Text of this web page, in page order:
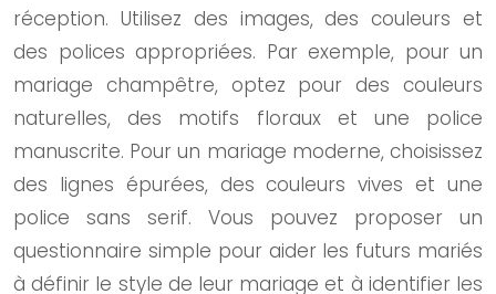
réception. Utilisez des images, des couleurs et
des polices appropriées. Par exemple, pour un
mariage champêtre, optez pour des couleurs
naturelles, des motifs floraux et une police
manuscrite. Pour un mariage moderne, choisissez
des lignes épurées, des couleurs vives et une
police sans serif. Vous pouvez proposer un
questionnaire simple pour aider les futurs mariés
à définir le style de leur mariage et à identifier les